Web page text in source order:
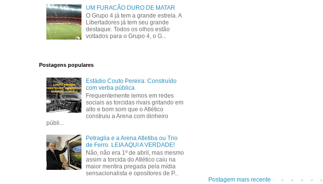
Postagem mais recente
UM FURACÃO DURO DE MATAR
O Grupo 4 já tem a grande estrela. A
Libertadores já tem seu grande
destaque. Todos os olhos estão
voltados para o Grupo 4, o G...
Postagens populares
Estádio Couto Pereira: Construído
com verba pública
Frequentemente lemos em redes
sociais as torcidas rivais gritando em
alto e bom som que o Atlético
construiu a Arena com dinheiro
públi...
Petraglia e a Arena Atletiba ou Trio
de Ferro. LEIA AQUI A VERDADE!
Não, não era 1º de abril, mas mesmo
assim a torcida do Atlético caiu na
maior mentira pregada pela mídia
sensacionalista e opositores de P...